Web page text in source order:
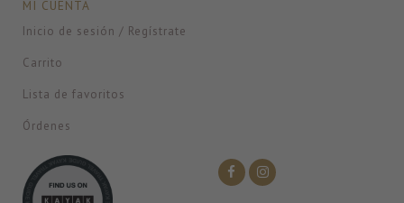
MI CUENTA
Inicio de sesión / Regístrate
Carrito
Lista de favoritos
Órdenes